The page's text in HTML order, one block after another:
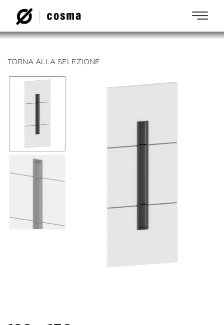
TORNA ALLA SELEZIONE